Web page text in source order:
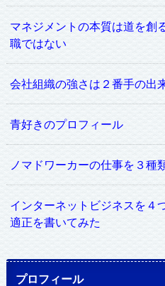
マネジメントの本質は道を創
職ではない
会社組織の強さは２番手の出
青好きのプロフィール
ノマドワーカーの仕事を３種
インターネットビジネスを４
適正を書いてみた
プロフィール